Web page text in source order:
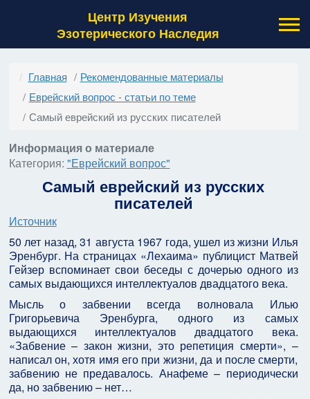
Центр Изучения
Эзотерического Наследия
Главная
Рекомендованные материалы
Еврейский вопрос - статьи по теме
Самый еврейский из русских писателей
Информация о материале
Категория: "Еврейский вопрос"
Самый еврейский из русских
писателей
Источник
50 лет назад, 31 августа 1967 года, ушел из жизни Илья
Эренбург. На страницах «Лехаима» публицист Матвей
Гейзер вспоминает свои беседы с дочерью одного из
самых выдающихся интеллектуалов двадцатого века.
Мысль о забвении всегда волновала Илью
Григорьевича Эренбурга, одного из самых
выдающихся интеллектуалов двадцатого века.
«Забвение – закон жизни, это репетиция смерти», –
написал он, хотя имя его при жизни, да и после смерти,
забвению не предавалось. Анафеме – периодически
да, но забвению – нет…